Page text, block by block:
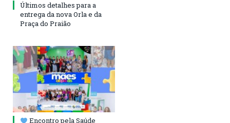
Últimos detalhes para a
entrega da nova Orla e da
Praça do Praião
Encontro pela Saúde